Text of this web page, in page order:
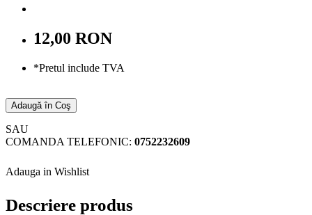
12,00 RON
*Pretul include TVA
Adaugă în Coş
SAU
COMANDA TELEFONIC: 0752232609
Adauga in Wishlist
Descriere produs